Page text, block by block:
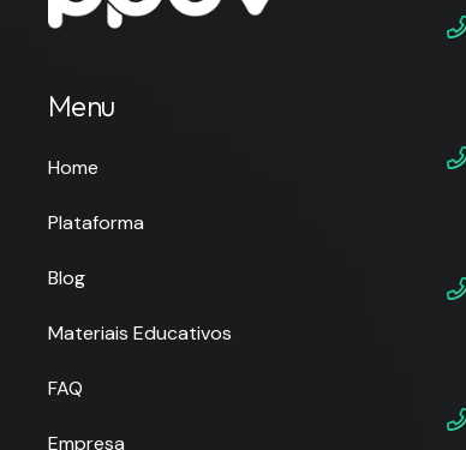
Menu
Home
Plataforma
Blog
Materiais Educativos
FAQ
Empresa